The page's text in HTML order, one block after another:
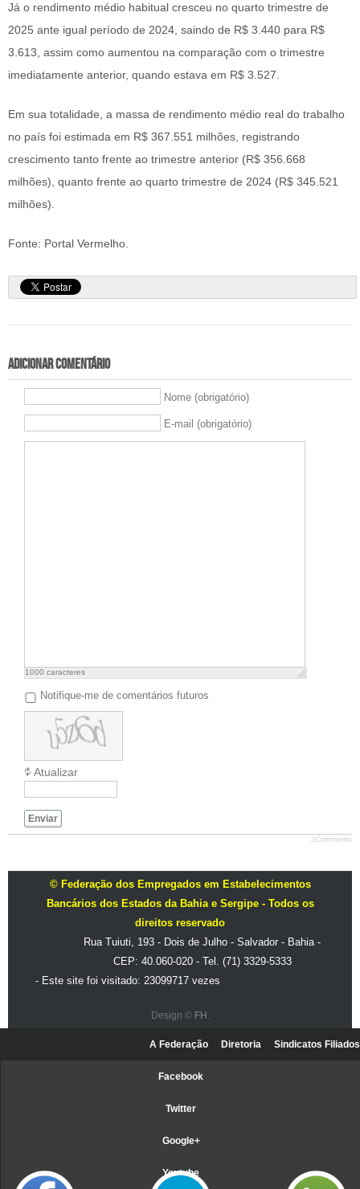
Já o rendimento médio habitual cresceu no quarto trimestre de
2025 ante igual período de 2024, saindo de R$ 3.440 para R$
3.613, assim como aumentou na comparação com o trimestre
imediatamente anterior, quando estava em R$ 3.527.
Em sua totalidade, a massa de rendimento médio real do trabalho
no país foi estimada em R$ 367.551 milhões, registrando
crescimento tanto frente ao trimestre anterior (R$ 356.668
milhões), quanto frente ao quarto trimestre de 2024 (R$ 345.521
milhões).
Fonte: Portal Vermelho.
Adicionar comentário
Nome (obrigatório)
E-mail (obrigatório)
1000 caracteres
Notifique-me de comentários futuros
Atualizar
Enviar
JComments
© Federação dos Empregados em Estabelecimentos
Bancários dos Estados da Bahia e Sergipe - Todos os
direitos reservado
Rua Tuiuti, 193 - Dois de Julho - Salvador - Bahia -
CEP: 40.060-020 - Tel. (71) 3329-5333
- Este site foi visitado: 23099717 vezes
Design © FH .
A Federação Diretoria Sindicatos Filiados
Facebook
Twitter
Google+
Youtube